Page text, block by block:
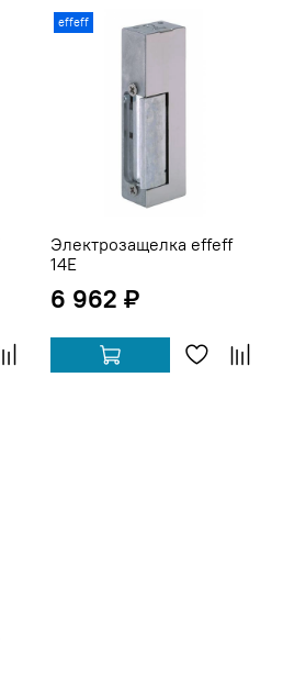
effeff
Электрозащелка effeff
14E
6 962 ₽